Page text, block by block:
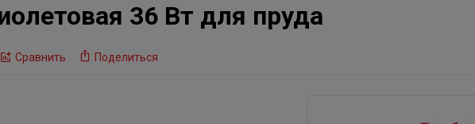
36 Вт для пруда
Сравнить Поделиться